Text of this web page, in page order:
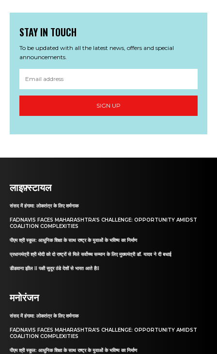
STAY IN TOUCH
To be updated with all the latest news, offers and special
announcements.
SIGN UP
लाइफ़्स्टायल
संसद में हंगामा: लोकतंत्र के लिए शर्मनाक
FADNAVIS FACES MAHARASHTRA’S CHALLENGE: OPPORTUNITY AMIDST
COALITION COMPLEXITIES
पीएम श्री स्कूल: आधुनिक शिक्षा के साथ राष्ट्र के युवाओं के भविष्य का निर्माण
प्रधानमंत्री श्री मोदी को दो राष्ट्रों से मिले सर्वोच्च सम्मान के लिए मुख्यमंत्री डॉ. यादव ने दी बधाई
डीडवाना झील II पक्षी सुदूर ठंडे देशों से भारत आते हैII
मनोरंजन
संसद में हंगामा: लोकतंत्र के लिए शर्मनाक
FADNAVIS FACES MAHARASHTRA’S CHALLENGE: OPPORTUNITY AMIDST
COALITION COMPLEXITIES
पीएम श्री स्कूल: आधुनिक शिक्षा के साथ राष्ट्र के युवाओं के भविष्य का निर्माण